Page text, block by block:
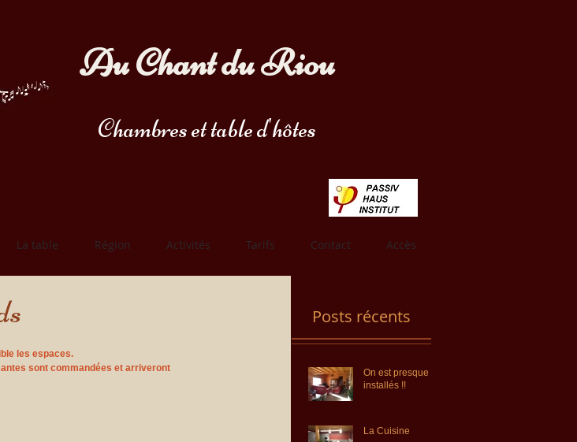
Chambres et table d'hôtes
Au Chant du Riou
La table Région Activités Tarifs Contact Accès
les espaces.
sont commandées et arriveront
Posts récents
On est presque
installés !!
La Cuisine